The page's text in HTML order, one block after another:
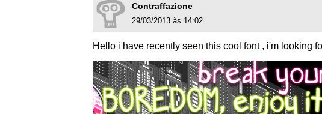
Contraffazione
29/03/2013 às 14:02
Hello i have recently seen this cool font , i'm looking